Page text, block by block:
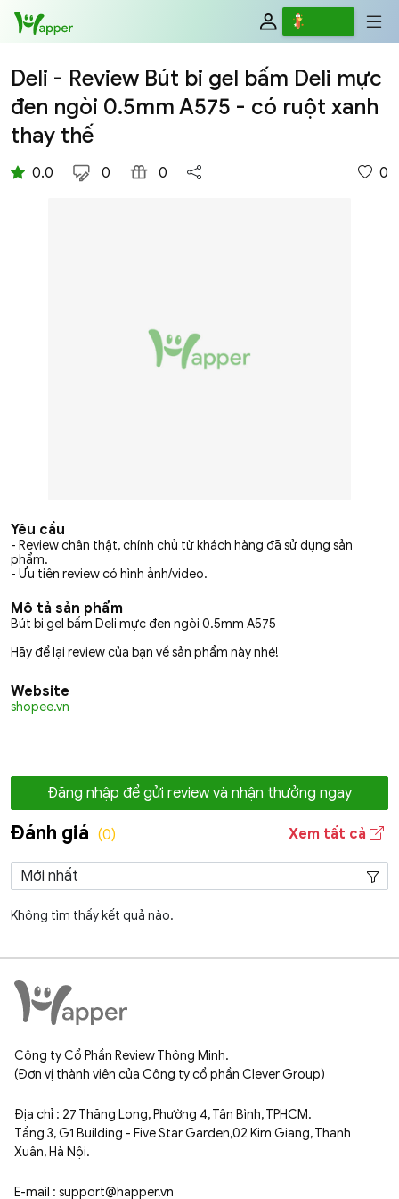
Deli - Review Bút bi gel bấm Deli mực
đen ngòi 0.5mm A575 - có ruột xanh
thay thế
0.0 0 0 0
Yêu cầu
- Review chân thật, chính chủ từ khách hàng đã sử dụng sản
phẩm.
- Ưu tiên review có hình ảnh/video.
Mô tả sản phẩm
Bút bi gel bấm Deli mực đen ngòi 0.5mm A575
Hãy để lại review của bạn về sản phẩm này nhé!
Website
shopee.vn
Đăng nhập để gửi review và nhận thưởng ngay
Đánh giá (0) Xem tất cả
Không tìm thấy kết quả nào.
Công ty Cổ Phần Review Thông Minh.
(Đơn vị thành viên của Công ty cổ phần Clever Group)
Địa chỉ : 27 Thăng Long, Phường 4, Tân Bình, TPHCM.
Tầng 3, G1 Building - Five Star Garden,02 Kim Giang, Thanh
Xuân, Hà Nội.
E-mail : support@happer.vn